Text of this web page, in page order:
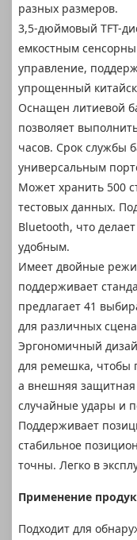
разных размеров.
3,5-дюймовый TFT-
емкостным
управление,
упрощенный
Оснащен литиевой
позволяет
часов. Срок службы
универсальным
Может хранить 500
тестовых данных.
Bluetooth, что
удобным.
Имеет двойные
поддерживает
предлагает 41
для различных
Эргономичный
для ремешка, чтобы
а внешняя
случайные удары и
Поддерживает
стабильное
точны. Легко в
Применение
Подходит для